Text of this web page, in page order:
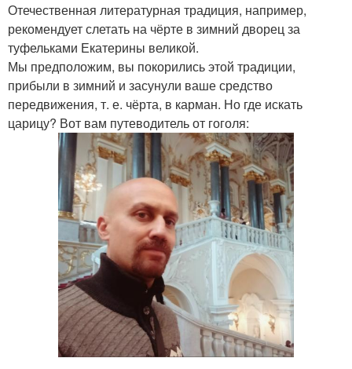
Отечественная литературная традиция, например,
рекомендует слетать на чёрте в зимний дворец за
туфельками Екатерины великой.
Мы предположим, вы покорились этой традиции,
прибыли в зимний и засунули ваше средство
передвижения, т. е. чёрта, в карман. Но где искать
царицу? Вот вам путеводитель от гоголя: